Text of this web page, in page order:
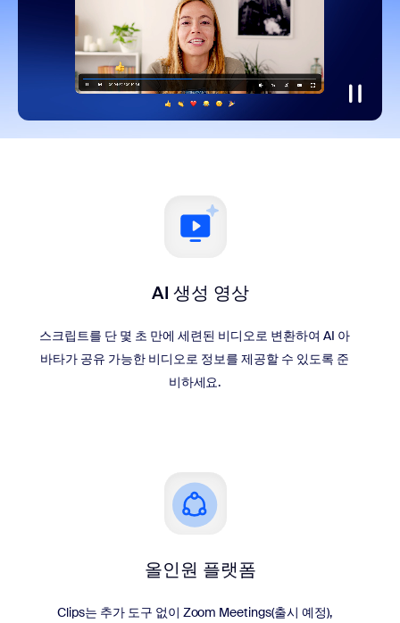
AI 생성 영상
스크립트를 단 몇 초 만에 세련된 비디오로 변환하여 AI 아
바타가 공유 가능한 비디오로 정보를 제공할 수 있도록 준
비하세요.
올인원 플랫폼
Clips는 추가 도구 없이 Zoom Meetings(출시 예정),